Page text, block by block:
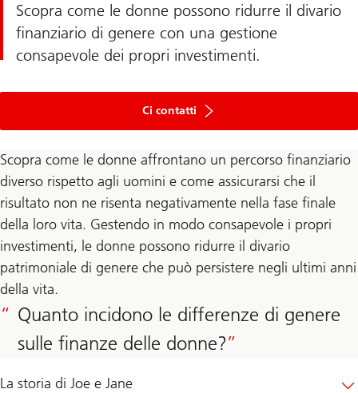
Scopra come le donne possono ridurre il divario
finanziario di genere con una gestione
consapevole dei propri investimenti.
Ci contatti
Scopra come le donne affrontano un percorso finanziario
diverso rispetto agli uomini e come assicurarsi che il
risultato non ne risenta negativamente nella fase finale
della loro vita. Gestendo in modo consapevole i propri
investimenti, le donne possono ridurre il divario
patrimoniale di genere che può persistere negli ultimi anni
della vita.
Quanto incidono le differenze di genere
sulle finanze delle donne?
La storia di Joe e Jane